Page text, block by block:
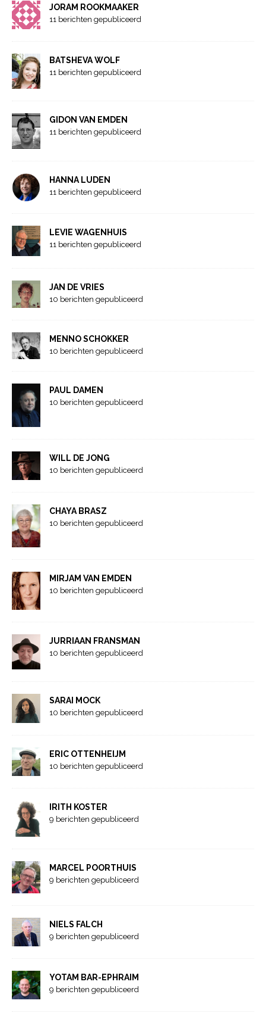
JORAM ROOKMAAKER
11 berichten gepubliceerd
BATSHEVA WOLF
11 berichten gepubliceerd
GIDON VAN EMDEN
11 berichten gepubliceerd
HANNA LUDEN
11 berichten gepubliceerd
LEVIE WAGENHUIS
11 berichten gepubliceerd
JAN DE VRIES
10 berichten gepubliceerd
MENNO SCHOKKER
10 berichten gepubliceerd
PAUL DAMEN
10 berichten gepubliceerd
WILL DE JONG
10 berichten gepubliceerd
CHAYA BRASZ
10 berichten gepubliceerd
MIRJAM VAN EMDEN
10 berichten gepubliceerd
JURRIAAN FRANSMAN
10 berichten gepubliceerd
SARAI MOCK
10 berichten gepubliceerd
ERIC OTTENHEIJM
10 berichten gepubliceerd
IRITH KOSTER
9 berichten gepubliceerd
MARCEL POORTHUIS
9 berichten gepubliceerd
NIELS FALCH
9 berichten gepubliceerd
YOTAM BAR-EPHRAIM
9 berichten gepubliceerd